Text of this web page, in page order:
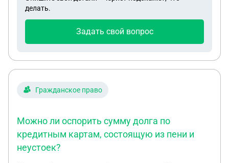
задолженность 0 рублей. Как вернуть средства?
делать.
Задать свой вопрос
Гражданское право
Можно ли оспорить сумму долга по
кредитным картам, состоящую из пени и
неустоек?